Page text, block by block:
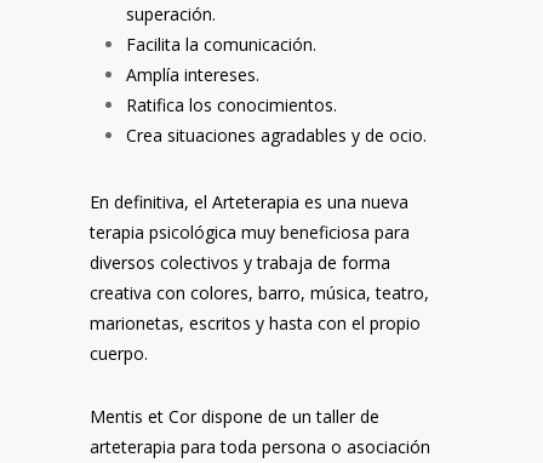
superación.
Facilita la comunicación.
Amplía intereses.
Ratifica los conocimientos.
Crea situaciones agradables y de ocio.
En definitiva, el Arteterapia es una nueva
terapia psicológica muy beneficiosa para
diversos colectivos y trabaja de forma
creativa con colores, barro, música, teatro,
marionetas, escritos y hasta con el propio
cuerpo.
Mentis et Cor dispone de un taller de
arteterapia para toda persona o asociación